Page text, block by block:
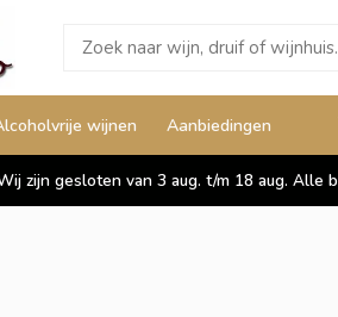
wijnen Aanbiedingen
Staffelkorting tot wel 10%
zijn gesloten van 3 aug. t/m 18 aug. Alle